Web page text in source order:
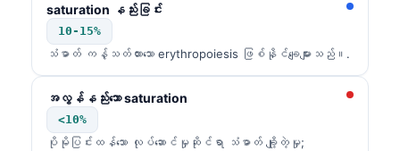
saturation နည်းခြင်း
10-15%
သံဓာတ် ကန့်သတ်ထားသော erythropoiesis ဖြစ်နိုင်ချေများသည်။.
အလွန်နည်းသော saturation
<10%
ပိုမိုပြင်းထန်သော လုပ်ဆောင်မှုဆိုင်ရာ သံဓာတ် ချို့တဲ့မှု;